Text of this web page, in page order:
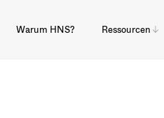
Warum HNS? Ressourcen